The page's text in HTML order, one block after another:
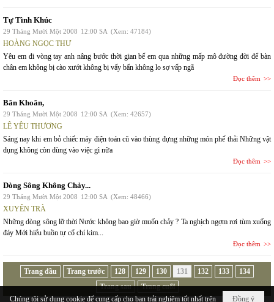
Tự Tình Khúc
29 Tháng Mười Một 2008 12:00 SA (Xem: 47184)
HOÀNG NGỌC THƯ
Yêu em đi vòng tay anh nâng bước thời gian bế em qua những mấp mô đường đời để bàn
chân em không bị cào xướt không bị vấy bẩn không lo sợ vấp ngã
Đọc thêm
Băn Khoăn,
29 Tháng Mười Một 2008 12:00 SA (Xem: 42657)
LÊ YÊU THƯƠNG
Sáng nay khi em bỏ chiếc máy điện toán cũ vào thùng đựng những món phế thải Những vật
dụng không còn dùng vào việc gì nữa
Đọc thêm
Dòng Sông Không Chảy...
29 Tháng Mười Một 2008 12:00 SA (Xem: 48466)
XUYÊN TRÀ
Những dòng sông lỡ thời Nước không bao giờ muốn chảy ? Ta nghịch ngợm rơi tùm xuống
đáy Mới hiểu buồn tự cổ chí kim...
Đọc thêm
Trang đầu Trang trước 128 129 130 131 132 133
134
Trang sau
Trang cuối
Đồng ý
Chúng tôi sử dụng cookie để cung cấp cho bạn trải nghiệm tốt nhất trên